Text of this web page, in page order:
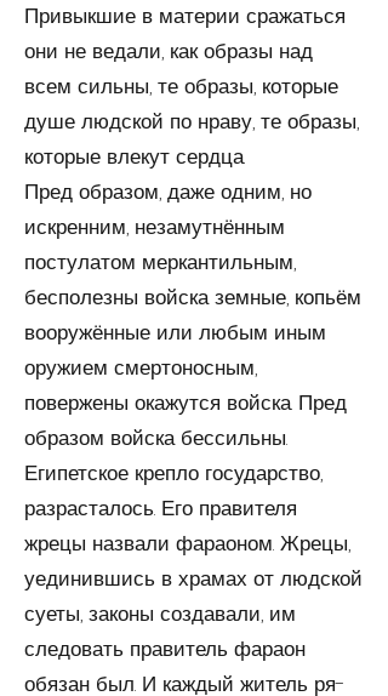
Привыкшие в материи сражаться
они не ведали, как образы над
всем сильны, те образы, которые
душе людс­кой по нраву, те образы,
которые влекут сердца.
Пред образом, даже одним, но
искренним, незамутнён­ным
постулатом меркантильным,
бесполезны войска зем­ные, копьём
вооружённые или любым иным
оружием смертоносным,
повержены окажутся войска. Пред
обра­зом войска бессильны.
Египетское крепло государство,
разрасталось. Его пра­вителя
жрецы назвали фараоном. Жрецы,
уединившись в храмах от людской
суеты, законы создавали, им
следо­вать правитель фараон
обязан был. И каждый житель ря­